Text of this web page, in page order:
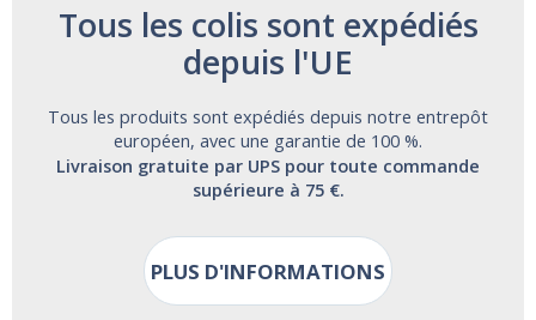
Tous les colis sont expédiés
depuis l'UE
Tous les produits sont expédiés depuis notre entrepôt
européen, avec une garantie de 100 %.
Livraison gratuite par UPS pour toute commande
supérieure à 75 €.
PLUS D'INFORMATIONS